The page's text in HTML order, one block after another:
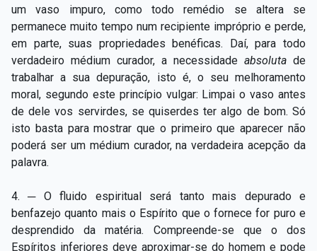
um vaso impuro, como todo remédio se altera se
permanece muito tempo num recipiente impróprio e perde,
em parte, suas propriedades benéficas. Daí, para todo
verdadeiro médium curador, a necessidade absoluta de
trabalhar a sua depuração, isto é, o seu melhoramento
moral, segundo este princípio vulgar: Limpai o vaso antes
de dele vos servirdes, se quiserdes ter algo de bom. Só
isto basta para mostrar que o primeiro que aparecer não
poderá ser um médium curador, na verdadeira acepção da
palavra.
4. ─ O fluido espiritual será tanto mais depurado e
benfazejo quanto mais o Espírito que o fornece for puro e
desprendido da matéria. Compreende-se que o dos
Espíritos inferiores deve aproximar-se do homem e pode